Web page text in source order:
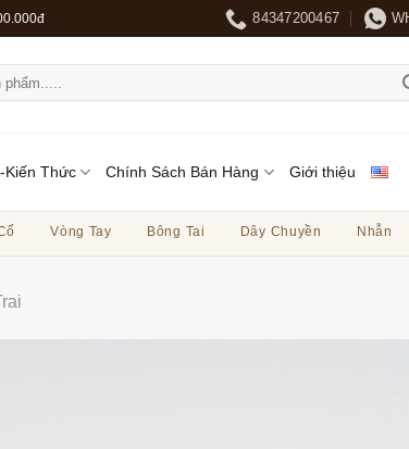
84347200467
Kiến Thức Chính Sách Bán Hàng Giới thiệu
Vòng Tay Bông Tai Dây Chuyền Nhẫn